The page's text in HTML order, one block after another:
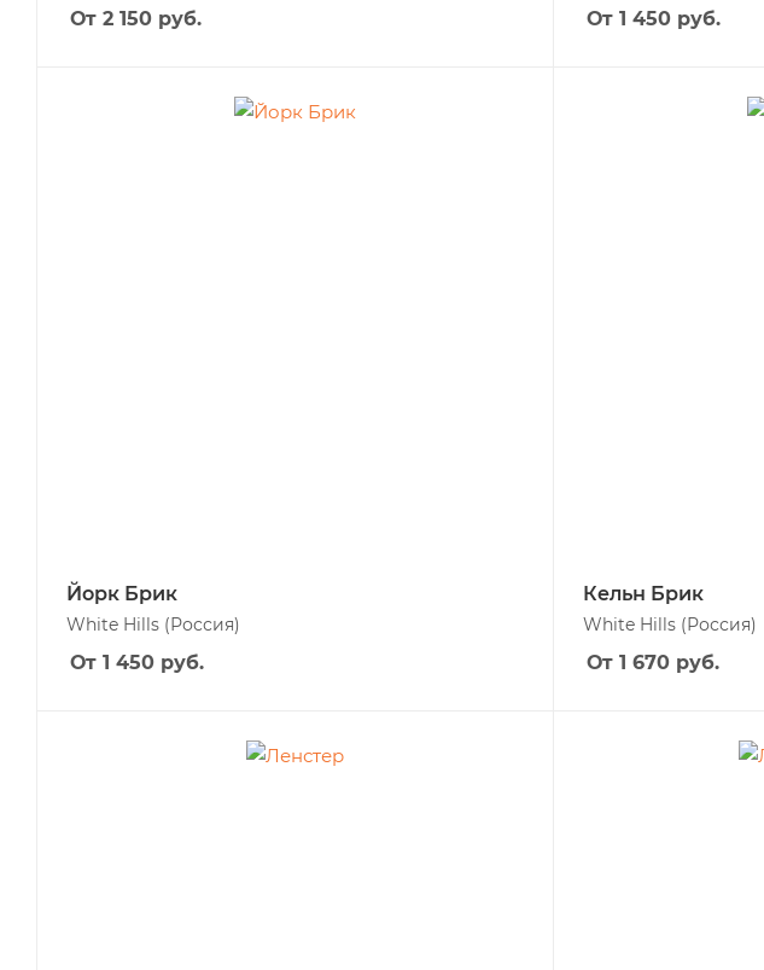
От 2 150 руб. От 1 450 руб.
Йорк Брик
White Hills (Россия)
От 1 450 руб.
Кельн Брик
White Hills (Россия)
От 1 670 руб.